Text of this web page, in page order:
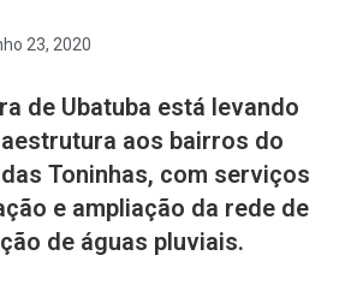
23, 2020
de Ubatuba está levando
aos bairros do
Toninhas, com serviços
e ampliação da rede de
de águas pluviais.